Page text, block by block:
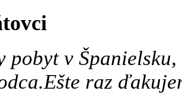
pobyt v
raz